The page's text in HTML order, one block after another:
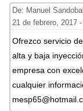
De: Manuel
21 de febrero, 2017
Ofrezco servicio
alta y baja
empresa con
cualquier